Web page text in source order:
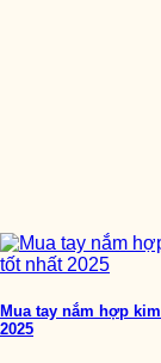
Mua tay nắm hợp
2025